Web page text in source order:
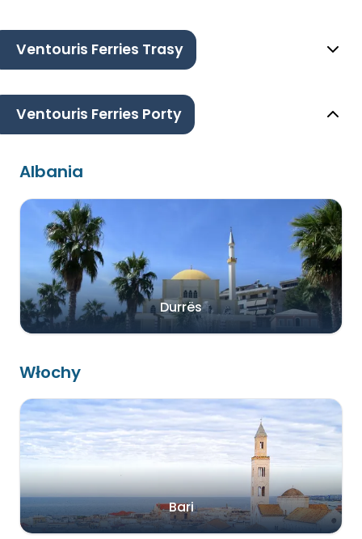
Ventouris Ferries Trasy
Ventouris Ferries Porty
Albania
Durrës
Włochy
Bari